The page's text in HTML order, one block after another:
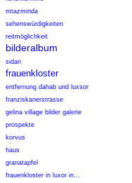
mtazminda
sehenswürdigkeiten
reitmöglichkeit
bilderalbum
sidari
frauenkloster
entfernung dahab und luxsor
franziskanerstrasse
gelina village bilder galerie
prospekte
korvus
haus
granatapfel
frauenkloster in luxor in...